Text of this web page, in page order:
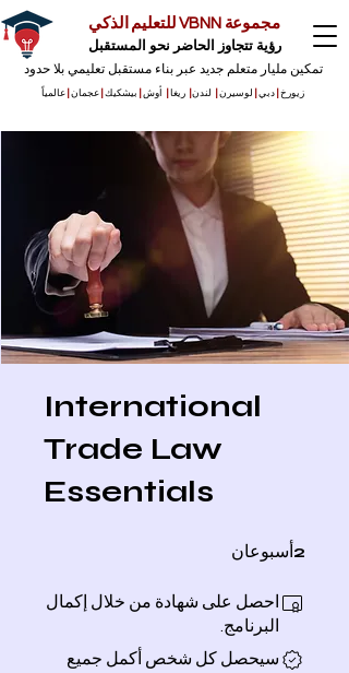
مجموعة VBNN للتعليم الذكي
رؤية تتجاوز الحاضر نحو المستقبل
تمكين مليار متعلم جديد عبر بناء مستقبل تعليمي بلا حدود
زيورخ دبي لوسيرن لندن ريغا أوش بيشكيك عجمان |عالمياً
International
Trade Law
Essentials
2 أسبوعان
احصل على شهادة من خلال إكمال
البرنامج.
سيحصل كل شخص أكمل جميع